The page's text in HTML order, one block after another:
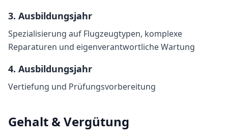
3. Ausbildungsjahr
Spezialisierung auf Flugzeugtypen, komplexe
Reparaturen und eigenverantwortliche Wartung
4. Ausbildungsjahr
Vertiefung und Prüfungsvorbereitung
Gehalt & Vergütung